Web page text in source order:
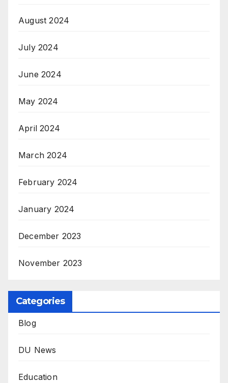
August 2024
July 2024
June 2024
May 2024
April 2024
March 2024
February 2024
January 2024
December 2023
November 2023
Categories
Blog
DU News
Education